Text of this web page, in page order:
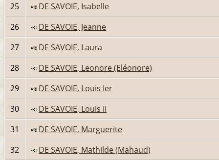
25
DE SAVOIE, Isabelle
26
DE SAVOIE, Jeanne
27
DE SAVOIE, Laura
28
DE SAVOIE, Leonore (Eléonore)
29
DE SAVOIE, Louis Ier
30
DE SAVOIE, Louis II
31
DE SAVOIE, Marguerite
32
DE SAVOIE, Mathilde (Mahaud)